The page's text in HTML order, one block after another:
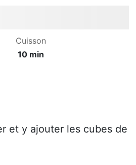
Cuisson
10 min
et y ajouter les cubes de